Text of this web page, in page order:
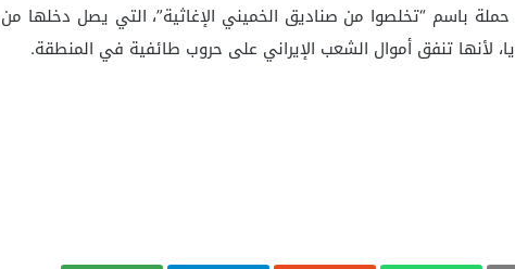
باسم “تخلصوا من صناديق الخميني الإغاثية”، التي يصل دخلها من